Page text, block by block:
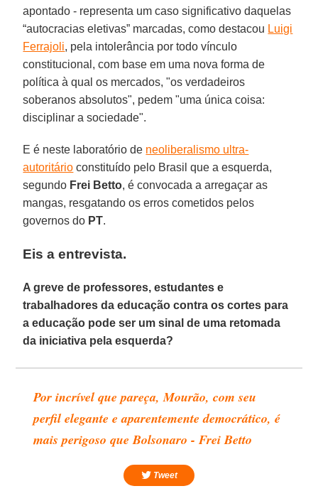
apontado - representa um caso significativo daquelas
“autocracias eletivas” marcadas, como destacou Luigi
Ferrajoli, pela intolerância por todo vínculo
constitucional, com base em uma nova forma de
política à qual os mercados, "os verdadeiros
soberanos absolutos", pedem "uma única coisa:
disciplinar a sociedade".
E é neste laboratório de neoliberalismo ultra-
autoritário constituído pelo Brasil que a esquerda,
segundo Frei Betto, é convocada a arregaçar as
mangas, resgatando os erros cometidos pelos
governos do PT.
Eis a entrevista.
A greve de professores, estudantes e
trabalhadores da educação contra os cortes para
a educação pode ser um sinal de uma retomada
da iniciativa pela esquerda?
Por incrível que pareça, Mourão, com seu
perfil elegante e aparentemente democrático, é
mais perigoso que Bolsonaro - Frei Betto
Tweet